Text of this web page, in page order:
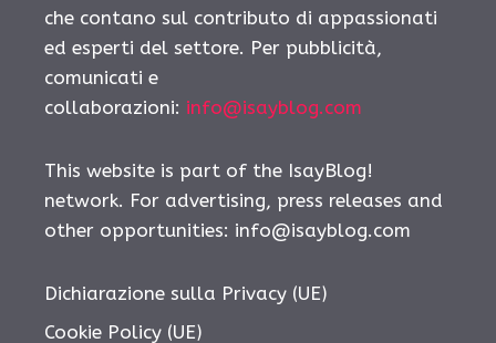
che contano sul contributo di appassionati
ed esperti del settore. Per pubblicità,
comunicati e
collaborazioni: info@isayblog.com
This website is part of the IsayBlog!
network. For advertising, press releases and
other opportunities: info@isayblog.com
Dichiarazione sulla Privacy (UE)
Cookie Policy (UE)